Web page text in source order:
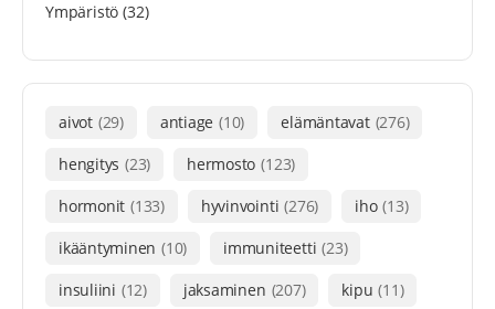
Ympäristö (32)
aivot (29) antiage (10) elämäntavat (276)
hengitys (23) hermosto (123)
hormonit (133) hyvinvointi (276) iho (13)
ikääntyminen (10) immuniteetti (23)
insuliini (12) jaksaminen (207) kipu (11)